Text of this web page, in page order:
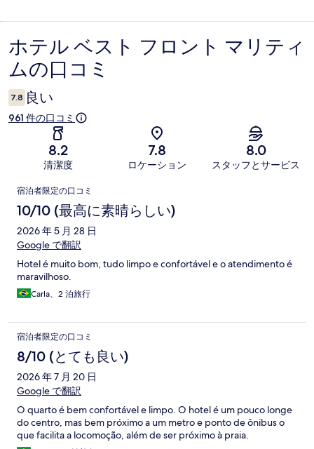
口
コ
ミ
ホテル ベスト フロント マリティ
ムの口コミ
7.8 良い
961 件の口コミ
8.2
清潔度
7.8
ロケーション
8.0
スタッフとサービス
口
コ
ミ
宿泊者限定の口コミ
10/10 (最高に素晴らしい)
2026 年 5 月 28 日
Google で翻訳
Hotel é muito bom, tudo limpo e confortável e o atendimento é
maravilhoso.
Carla、2 泊旅行
宿泊者限定の口コミ
8/10 (とても良い)
2026 年 7 月 20 日
Google で翻訳
O quarto é bem confortável e limpo. O hotel é um pouco longe
do centro, mas bem próximo a um metro e ponto de ônibus o
que facilita a locomoção, além de ser próximo à praia.